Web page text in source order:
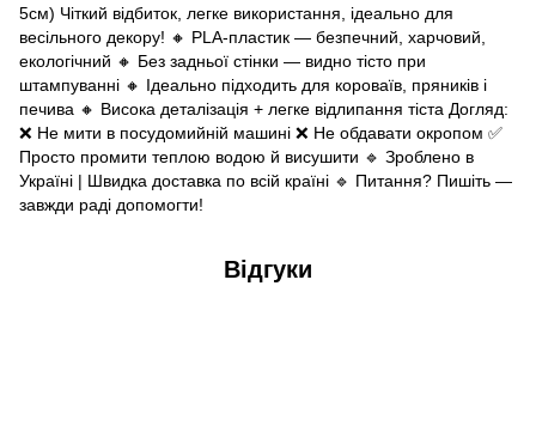
5см) Чіткий відбиток, легке використання, ідеально для
весільного декору! 🔸 PLA-пластик — безпечний, харчовий,
екологічний 🔸 Без задньої стінки — видно тісто при
штампуванні 🔸 Ідеально підходить для короваїв, пряників і
печива 🔸 Висока деталізація + легке відлипання тіста Догляд:
❌ Не мити в посудомийній машині ❌ Не обдавати окропом ✅
Просто промити теплою водою й висушити 🔹 Зроблено в
Україні | Швидка доставка по всій країні 🔹 Питання? Пишіть —
завжди раді допомогти!
Відгуки